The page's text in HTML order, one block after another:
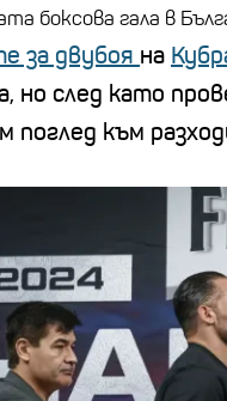
боксова гала в
за двубоя на
но след като
поглед към